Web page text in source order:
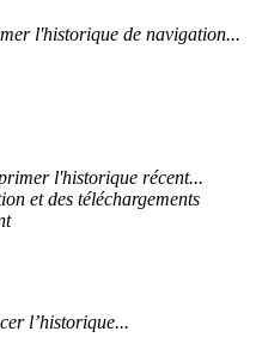
l'historique de navigation...
l'historique récent...
et des téléchargements
l’historique...